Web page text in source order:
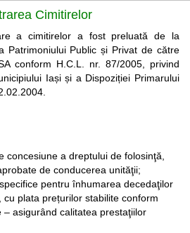
Cimitirelor
a cimitirelor a fost preluată de la
Patrimoniului Public și Privat de către
conform H.C.L. nr. 87/2005, privind
Iași și a Dispoziției Primarului
concesiune a dreptului de folosinţă,
de conducerea unităţii;
pentru înhumarea decedaţilor
cu plata prețurilor stabilite conform
– asigurând calitatea prestaţiilor